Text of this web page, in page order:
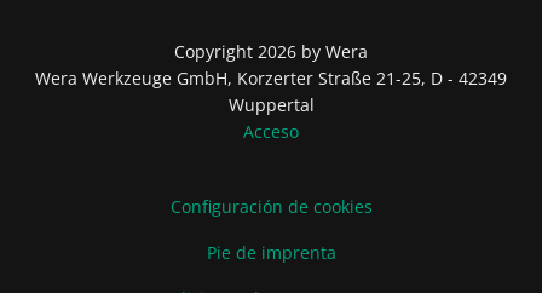
Copyright 2026 by Wera
Wera Werkzeuge GmbH, Korzerter Straße 21-25, D - 42349
Wuppertal
Acceso
Configuración de cookies
Pie de imprenta